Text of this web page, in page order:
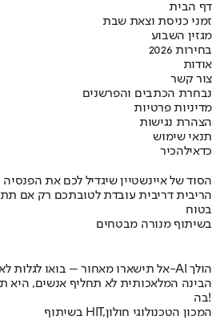
דף הבית
זמני כניסת וצאת שבת
מגזין השבוע
בחירות 2026
אודות
צור קשר
נבחרת הכתבים והפרשנים
מדיניות פרטיות
הצהרת נגישות
תנאי שימוש
כדאילהכיר
הסוד של איינשטיין שיגדיל לכם את הפנסיה
הריבית דריבית עובדת לטובתכם רק אם
בטוח
בשיתוף מנורה מבטחים
אל תישארו מאחור – בואו לגלות לאן ה-AI הולך
הבינה המלאכותית לא תחליף אנשים,
בה!
בשיתוף HIT,המכון הטכנולוגי חולון